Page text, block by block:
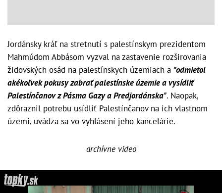
Jordánsky kráľ na stretnutí s palestínskym prezidentom
Mahmúdom Abbásom vyzval na zastavenie rozširovania
židovských osád na palestínskych územiach a "odmietol
akékoľvek pokusy zabrať palestínske územie a vysídliť
Palestínčanov z Pásma Gazy a Predjordánska". Naopak,
zdôraznil potrebu usídliť Palestínčanov na ich vlastnom
území, uvádza sa vo vyhlásení jeho kancelárie.
archívne video